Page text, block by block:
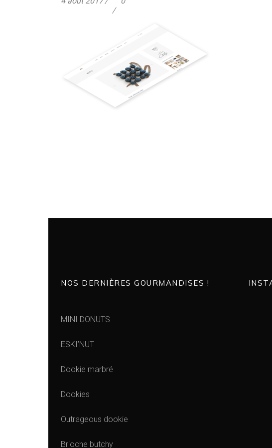
NOS DERNIÈRES GOURMANDISES !
MINI DONUTS
ESKI’NUT
Dookie marbré
Dookies
Outrageous dookie
Brioche butchy